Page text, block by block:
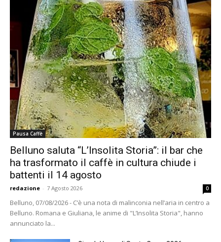
Pausa Caffè
Belluno saluta “L’Insolita Storia”: il bar che
ha trasformato il caffè in cultura chiude i
battenti il 14 agosto
redazione - 7 Agosto 2026 0
Belluno, 07/08/2026 - C’è una nota di malinconia nell’aria in centro a
Belluno. Romana e Giuliana, le anime di "L’Insolita Storia", hanno
annunciato la...